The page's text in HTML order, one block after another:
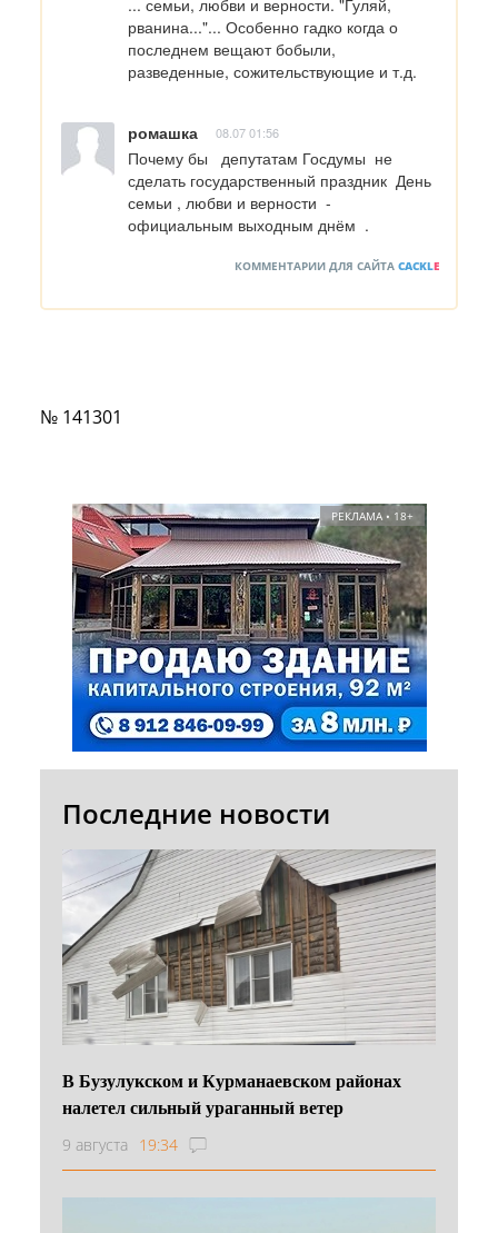
... семьи, любви и верности. "Гуляй,
рванина..."... Особенно гадко когда о
последнем вещают бобыли,
разведенные, сожительствующие и т.д.
ромашка 08.07 01:56
Почему бы   депутатам Госдумы  не
сделать государственный праздник  День
семьи , любви и верности  -
официальным выходным днём  .
КОММЕНТАРИИ ДЛЯ САЙТА CACKLE
№ 141301
РЕКЛАМА • 18+
Последние новости
В Бузулукском и Курманаевском районах
налетел сильный ураганный ветер
9 августа 19:34